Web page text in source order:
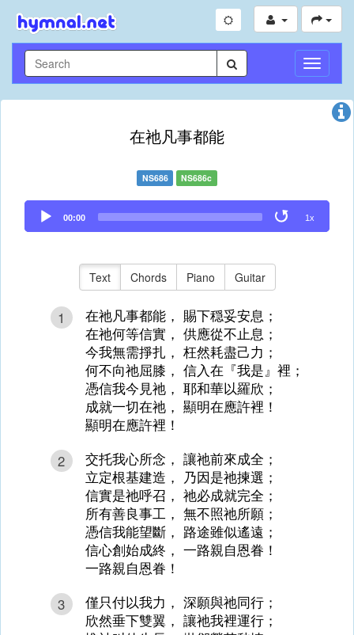
Toggle
在祂凡事都能
NS686 NS686c
Audio
Player
00:00 1x
Text Chords Piano Guitar
1
在祂凡事都能， 賜下穏妥安息；
在祂何等信實， 供應從不止息；
今我無需掙扎， 枉然耗盡己力；
何不向祂屈膝， 信入在『我是』裡；
憑信我今見祂， 耶和華以羅欣；
成就一切在祂， 顯明在應許裡！
顯明在應許裡！
2
交托我心所念， 讓祂前來成全；
立定根基建造， 乃因是祂揀選；
信實是祂呼召， 祂必成就完全；
所有善良事工， 無不照祂所願；
憑信我能望斷， 路途雖似遙遠；
信心創始成終， 一路親自恩眷！
一路親自恩眷！
3
僅只付以我力， 深願與祂同行；
欣然垂下雙翼， 讓祂我裡運行；